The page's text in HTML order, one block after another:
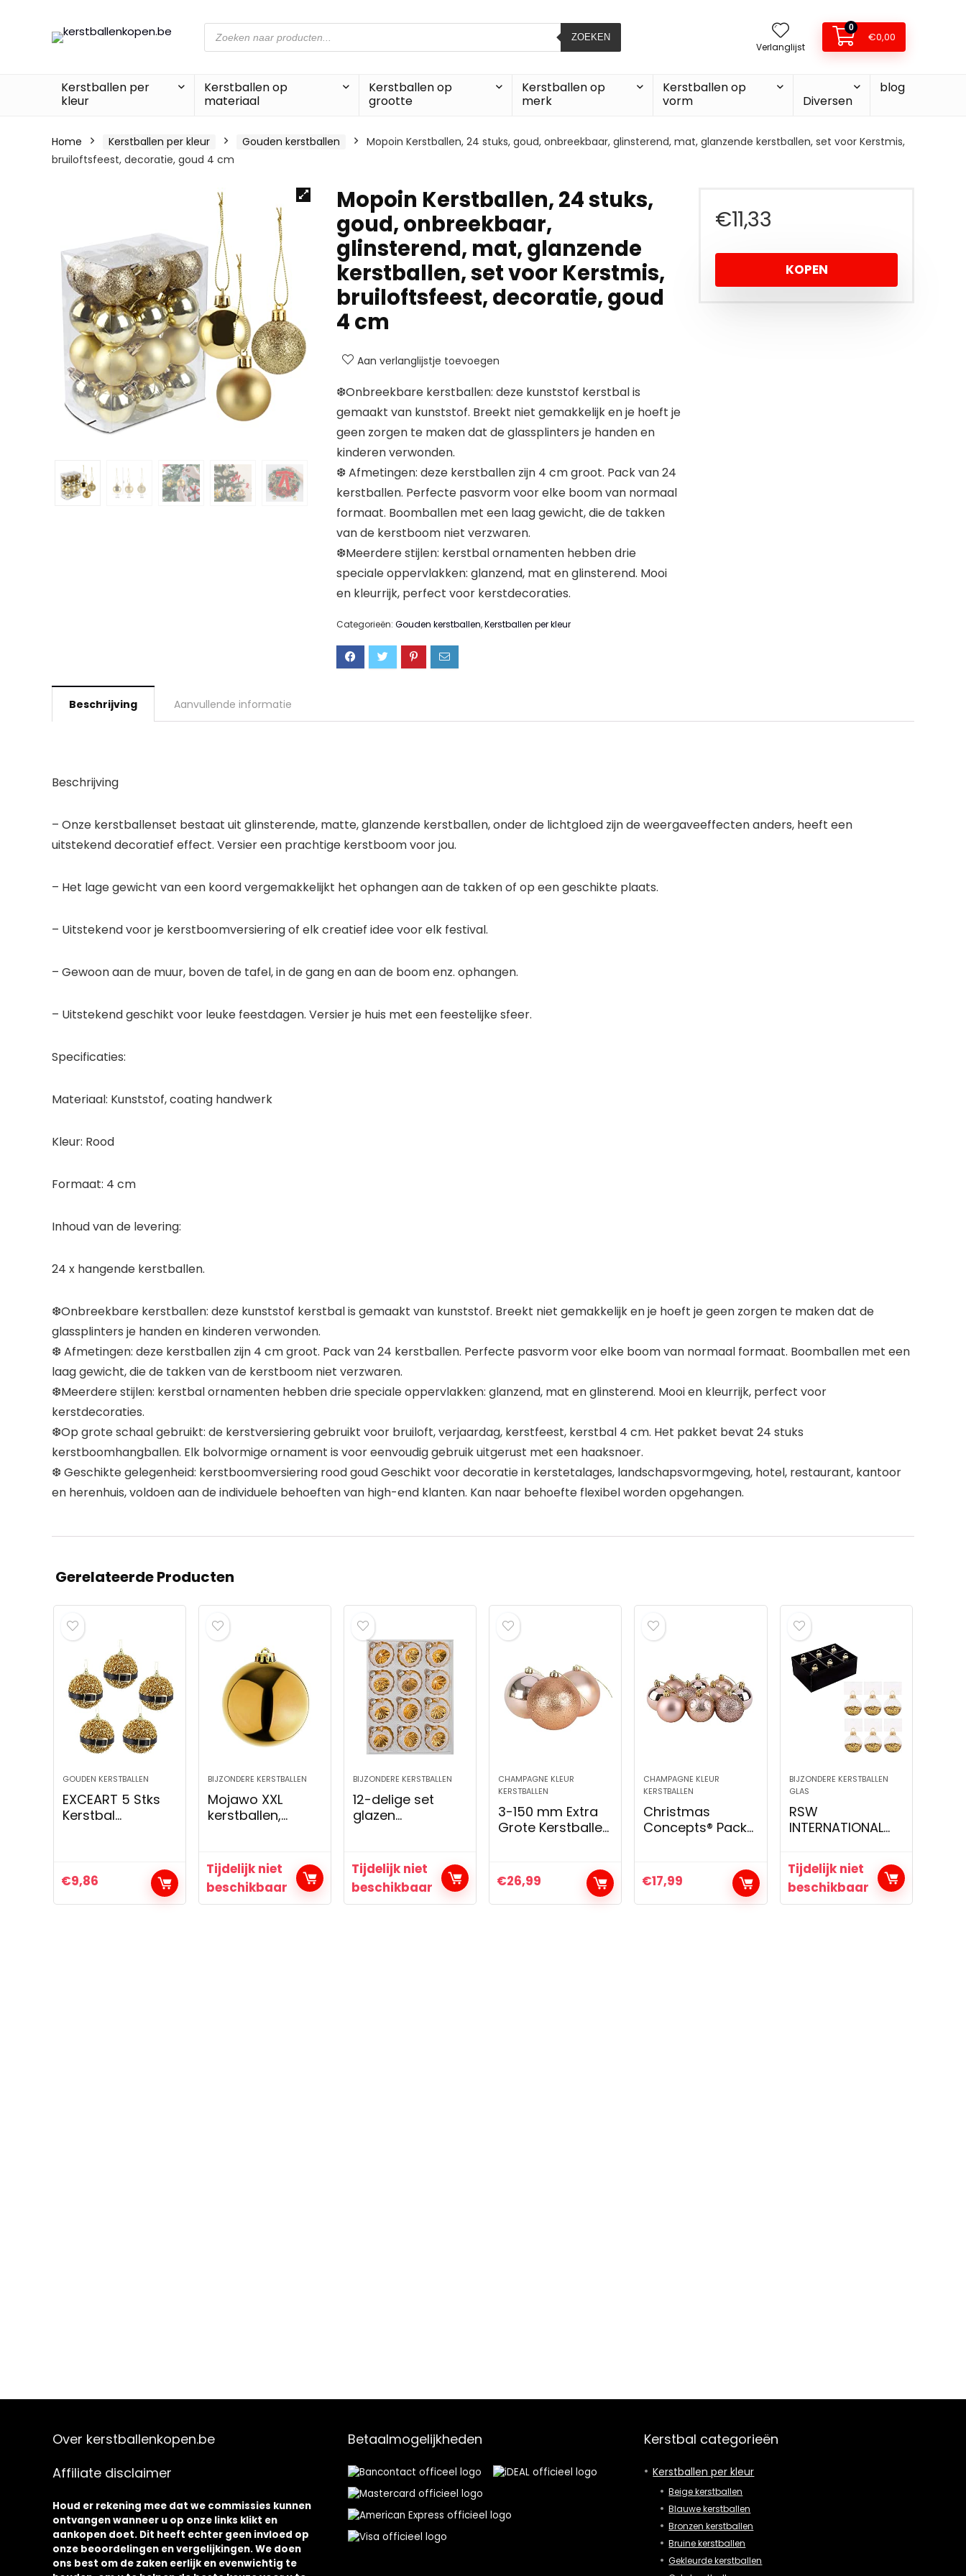
Producten
zoeken ZOEKEN
Verlanglijst
0
€0,00
Kerstballen per
kleur
Kerstballen op
materiaal
Kerstballen op
grootte
Kerstballen op
merk
Kerstballen op
vorm
Diversen
blog
Home Kerstballen per kleur Gouden kerstballen
Mopoin Kerstballen, 24 stuks, goud, onbreekbaar, glinsterend, mat, glanzende kerstballen, set voor Kerstmis,
bruiloftsfeest, decoratie, goud 4 cm
Mopoin Kerstballen, 24 stuks,
goud, onbreekbaar,
glinsterend, mat, glanzende
kerstballen, set voor Kerstmis,
bruiloftsfeest, decoratie, goud
4 cm
Aan verlanglijstje toevoegen
❆Onbreekbare kerstballen: deze kunststof kerstbal is
gemaakt van kunststof. Breekt niet gemakkelijk en je hoeft je
geen zorgen te maken dat de glassplinters je handen en
kinderen verwonden.
❆ Afmetingen: deze kerstballen zijn 4 cm groot. Pack van 24
kerstballen. Perfecte pasvorm voor elke boom van normaal
formaat. Boomballen met een laag gewicht, die de takken
van de kerstboom niet verzwaren.
❆Meerdere stijlen: kerstbal ornamenten hebben drie
speciale oppervlakken: glanzend, mat en glinsterend. Mooi
en kleurrijk, perfect voor kerstdecoraties.
Categorieën: Gouden kerstballen,Kerstballen per kleur
€11,33
KOPEN
Beschrijving Aanvullende informatie
Beschrijving
– Onze kerstballenset bestaat uit glinsterende, matte, glanzende kerstballen, onder de lichtgloed zijn de weergaveeffecten anders, heeft een
uitstekend decoratief effect. Versier een prachtige kerstboom voor jou.
– Het lage gewicht van een koord vergemakkelijkt het ophangen aan de takken of op een geschikte plaats.
– Uitstekend voor je kerstboomversiering of elk creatief idee voor elk festival.
– Gewoon aan de muur, boven de tafel, in de gang en aan de boom enz. ophangen.
– Uitstekend geschikt voor leuke feestdagen. Versier je huis met een feestelijke sfeer.
Specificaties:
Materiaal: Kunststof, coating handwerk
Kleur: Rood
Formaat: 4 cm
Inhoud van de levering:
24 x hangende kerstballen.
❆Onbreekbare kerstballen: deze kunststof kerstbal is gemaakt van kunststof. Breekt niet gemakkelijk en je hoeft je geen zorgen te maken dat de
glassplinters je handen en kinderen verwonden.
❆ Afmetingen: deze kerstballen zijn 4 cm groot. Pack van 24 kerstballen. Perfecte pasvorm voor elke boom van normaal formaat. Boomballen met een
laag gewicht, die de takken van de kerstboom niet verzwaren.
❆Meerdere stijlen: kerstbal ornamenten hebben drie speciale oppervlakken: glanzend, mat en glinsterend. Mooi en kleurrijk, perfect voor
kerstdecoraties.
❆Op grote schaal gebruikt: de kerstversiering gebruikt voor bruiloft, verjaardag, kerstfeest, kerstbal 4 cm. Het pakket bevat 24 stuks
kerstboomhangballen. Elk bolvormige ornament is voor eenvoudig gebruik uitgerust met een haaksnoer.
❆ Geschikte gelegenheid: kerstboomversiering rood goud Geschikt voor decoratie in kerstetalages, landschapsvormgeving, hotel, restaurant, kantoor
en herenhuis, voldoen aan de individuele behoeften van high-end klanten. Kan naar behoefte flexibel worden opgehangen.
Gerelateerde Producten
GOUDEN KERSTBALLEN
EXCEART 5 Stks
Kerstbal
Plastic Xmas
Ballen Kerstballen
Voor Festival…
€9,86
BIJZONDERE KERSTBALLEN
Mojawo XXL
kerstballen,
ballen,
boomversiering,
goud, Ø 20 cm,
sierballen
Tijdelijk niet
beschikbaar
BIJZONDERE KERSTBALLEN
12-delige set
glazen
vintage gouden
kerstballen,
kerstversiering,
kerstboomversier
Tijdelijk niet
beschikbaar
CHAMPAGNE KLEUR
KERSTBALLEN
3-150 mm Extra
Grote Kerstballen
– Kerstversiering
(Roségoud)
€26,99
CHAMPAGNE KLEUR
KERSTBALLEN
Christmas
Concepts® Pack
Glanzende, Matte
en
Glitterversierde
€17,99
BIJZONDERE KERSTBALLEN
GLAS
RSW
INTERNATIONAL
kerstballen, goud,
40mm
Tijdelijk niet
beschikbaar
Over kerstballenkopen.be
Affiliate disclaimer
Houd er rekening mee dat we commissies kunnen
ontvangen wanneer u op onze links klikt en
aankopen doet. Dit heeft echter geen invloed op
onze beoordelingen en vergelijkingen. We doen
ons best om de zaken eerlijk en evenwichtig te
Betaalmogelijkheden Kerstbal categorieën
Kerstballen per kleur
Beige kerstballen
Blauwe kerstballen
Bronzen kerstballen
Bruine kerstballen
Gekleurde kerstballen